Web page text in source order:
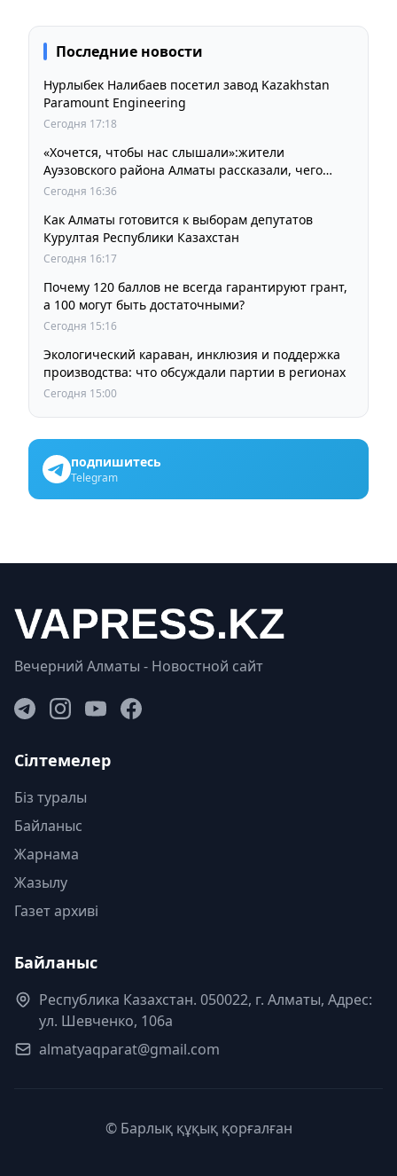
Последние новости
Нурлыбек Налибаев посетил завод Kazakhstan
Paramount Engineering
Сегодня 17:18
«Хочется, чтобы нас слышали»:жители
Ауэзовского района Алматы рассказали, чего
ждут от выборов депутатов Курултая
Сегодня 16:36
Как Алматы готовится к выборам депутатов
Курултая Республики Казахстан
Сегодня 16:17
Почему 120 баллов не всегда гарантируют грант,
а 100 могут быть достаточными?
Сегодня 15:16
Экологический караван, инклюзия и поддержка
производства: что обсуждали партии в регионах
Сегодня 15:00
подпишитесь
Telegram
Вечерний Алматы - Новостной сайт
Сілтемелер
Біз туралы
Байланыс
Жарнама
Жазылу
Газет архиві
Байланыс
Республика Казахстан. 050022, г. Алматы, Адрес:
ул. Шевченко, 106а
almatyaqparat@gmail.com
© Барлық құқық қорғалған